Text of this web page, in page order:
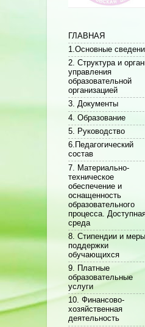
ГЛАВНАЯ
1.Основные
2. Структура и
управления
образовательной
организацией
3. Документы
4. Образование
5. Руководство
6.Педагогический
состав
7. Материально-
техническое
обеспечение и
оснащенность
образовательного
процесса.
среда
8. Стипендии и меры
поддержки
обучающихся
9. Платные
образовательные
услуги
10. Финансово-
хозяйственная
деятельность